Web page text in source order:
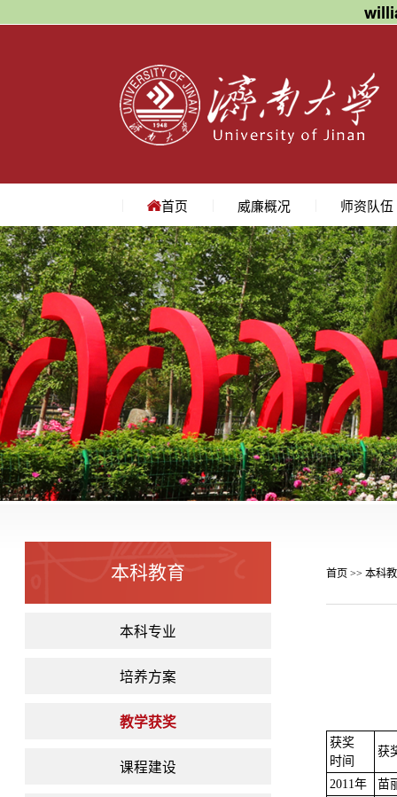
首页 威廉概况
学院简介
学院领导
机构设置
院长寄语
地理位置
师资队伍
教授
副教授
讲师
名师访谈
本科教育
本科专业
培养方案
教学获奖
课程建设
首页>> 本科
获奖
时间
获
2011 年
苗